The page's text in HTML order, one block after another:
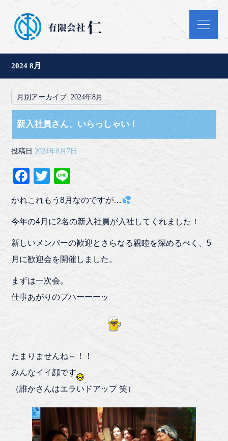
2024 8月
月別アーカイブ:2024年8月
新入社員さん、いらっしゃい！
投稿日 2024年8月7日
Fa
ce
bo
ok
T
wi
tte
r
ne
かれこれもう8月なのですが…
今年の4月に2名の新入社員が入社してくれました！
新しいメンバーの歓迎とさらなる親睦を深めるべく、5
月に歓迎会を開催しました。
まずは一次会。
仕事あがりのプハーーーッ
たまりませんね～！！
みんなイイ顔です
（誰かさんはエラいドアップ 笑）